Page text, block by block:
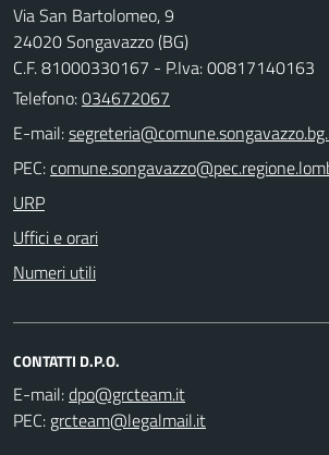
Via San Bartolomeo, 9
24020 Songavazzo (BG)
C.F. 81000330167 - P.Iva: 00817140163
Telefono:034672067
E-mail:
PEC:
URP
Uffici e orari
Numeri utili
CONTATTI D.P.O.
E-mail:
PEC: